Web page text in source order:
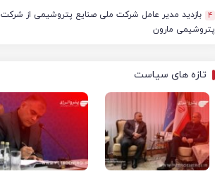
4 بازدید مدیر عامل شرکت ملی صنایع پتروشیمی از شرکت
پتروشیمی مارون
تازه های سیاست